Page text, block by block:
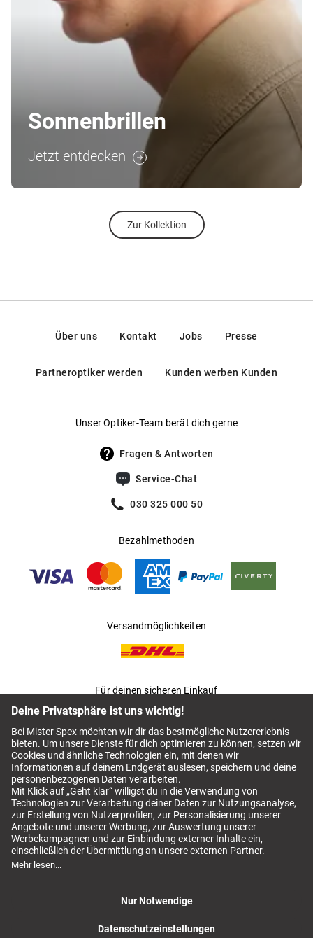
Sonnenbrillen
Jetzt entdecken
Zur Kollektion
Über uns Kontakt Jobs Presse
Partneroptiker werden Kunden werben Kunden
Unser Optiker-Team berät dich gerne
Fragen & Antworten
Service-Chat
030 325 000 50
Bezahlmethoden
Versandmöglichkeiten
Für deinen sicheren Einkauf
AGB Mister Spex Switch AGB Impressum
Datenschutz
Mister Spex Switch kündigen Vertrag widerrufen